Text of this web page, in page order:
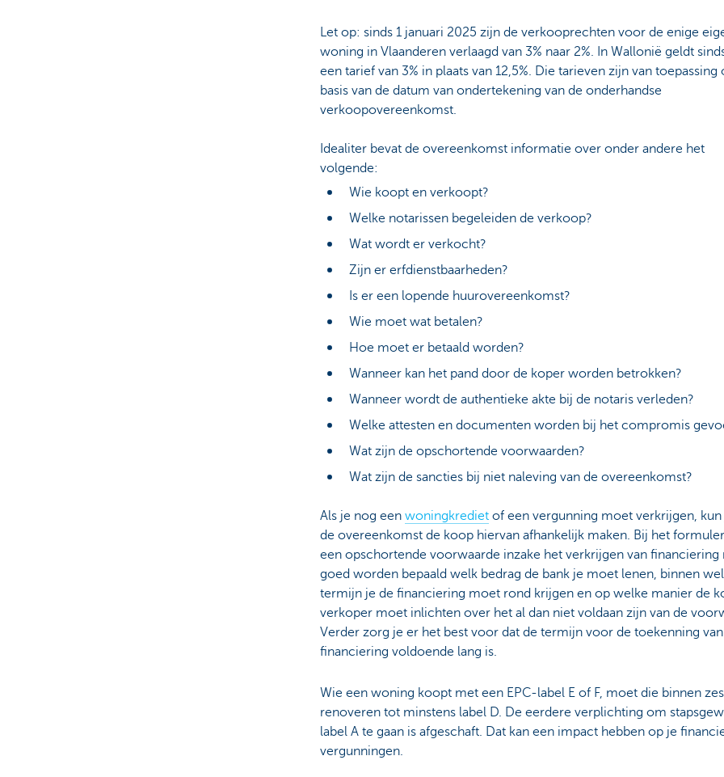
Let op: sinds 1 januari 2025 zijn de verkooprechten voor de enige
woning in Vlaanderen verlaagd van 3% naar 2%. In Wallonië geldt
een tarief van 3% in plaats van 12,5%. Die tarieven zijn van toepassing
basis van de datum van ondertekening van de onderhandse
verkoopovereenkomst.
Idealiter bevat de overeenkomst informatie over onder andere het
volgende:
Wie koopt en verkoopt?
Welke notarissen begeleiden de verkoop?
Wat wordt er verkocht?
Zijn er erfdienstbaarheden?
Is er een lopende huurovereenkomst?
Wie moet wat betalen?
Hoe moet er betaald worden?
Wanneer kan het pand door de koper worden betrokken?
Wanneer wordt de authentieke akte bij de notaris verleden?
Welke attesten en documenten worden bij het compromis
Wat zijn de opschortende voorwaarden?
Wat zijn de sancties bij niet naleving van de overeenkomst?
Als je nog een woningkredietof een vergunning moet verkrijgen, kun
de overeenkomst de koop hiervan afhankelijk maken. Bij het
een opschortende voorwaarde inzake het verkrijgen van financiering
goed worden bepaald welk bedrag de bank je moet lenen, binnen
termijn je de financiering moet rond krijgen en op welke manier de
verkoper moet inlichten over het al dan niet voldaan zijn van de
Verder zorg je er het best voor dat de termijn voor de toekenning
financiering voldoende lang is.
Wie een woning koopt met een EPC-label E of F, moet die binnen
renoveren tot minstens label D. De eerdere verplichting om
label A te gaan is afgeschaft. Dat kan een impact hebben op je
vergunningen.